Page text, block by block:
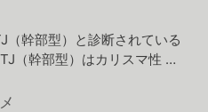
（幹部型）と診断されている
（幹部型）はカリスマ性 …